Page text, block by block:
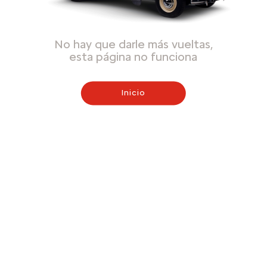
No hay que darle más vueltas,
esta página no funciona
Inicio